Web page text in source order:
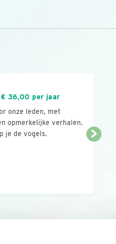
€ 36,00 per jaar
onze leden, met
opmerkelijke verhalen.
je de vogels.